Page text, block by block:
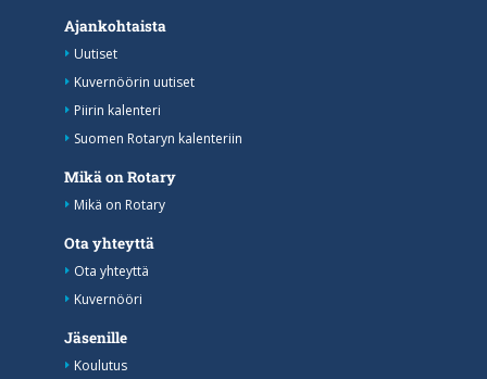
Ajankohtaista
Uutiset
Kuvernöörin uutiset
Piirin kalenteri
Suomen Rotaryn kalenteriin
Mikä on Rotary
Mikä on Rotary
Ota yhteyttä
Ota yhteyttä
Kuvernööri
Jäsenille
Koulutus